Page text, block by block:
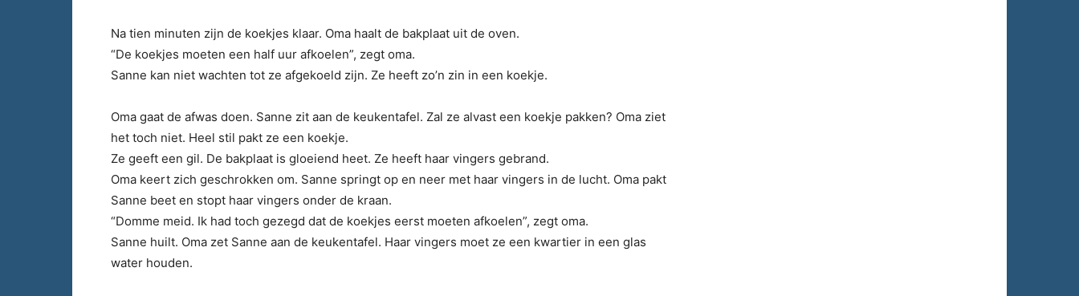
Na tien minuten zijn de koekjes klaar. Oma haalt de bakplaat uit de oven.
“De koekjes moeten een half uur afkoelen”, zegt oma.
Sanne kan niet wachten tot ze afgekoeld zijn. Ze heeft zo’n zin in een koekje.
Oma gaat de afwas doen. Sanne zit aan de keukentafel. Zal ze alvast een koekje pakken? Oma ziet
het toch niet. Heel stil pakt ze een koekje.
Ze geeft een gil. De bakplaat is gloeiend heet. Ze heeft haar vingers gebrand.
Oma keert zich geschrokken om. Sanne springt op en neer met haar vingers in de lucht. Oma pakt
Sanne beet en stopt haar vingers onder de kraan.
“Domme meid. Ik had toch gezegd dat de koekjes eerst moeten afkoelen”, zegt oma.
Sanne huilt. Oma zet Sanne aan de keukentafel. Haar vingers moet ze een kwartier in een glas
water houden.